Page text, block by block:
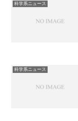
科学系ニュース
科学系ニュース